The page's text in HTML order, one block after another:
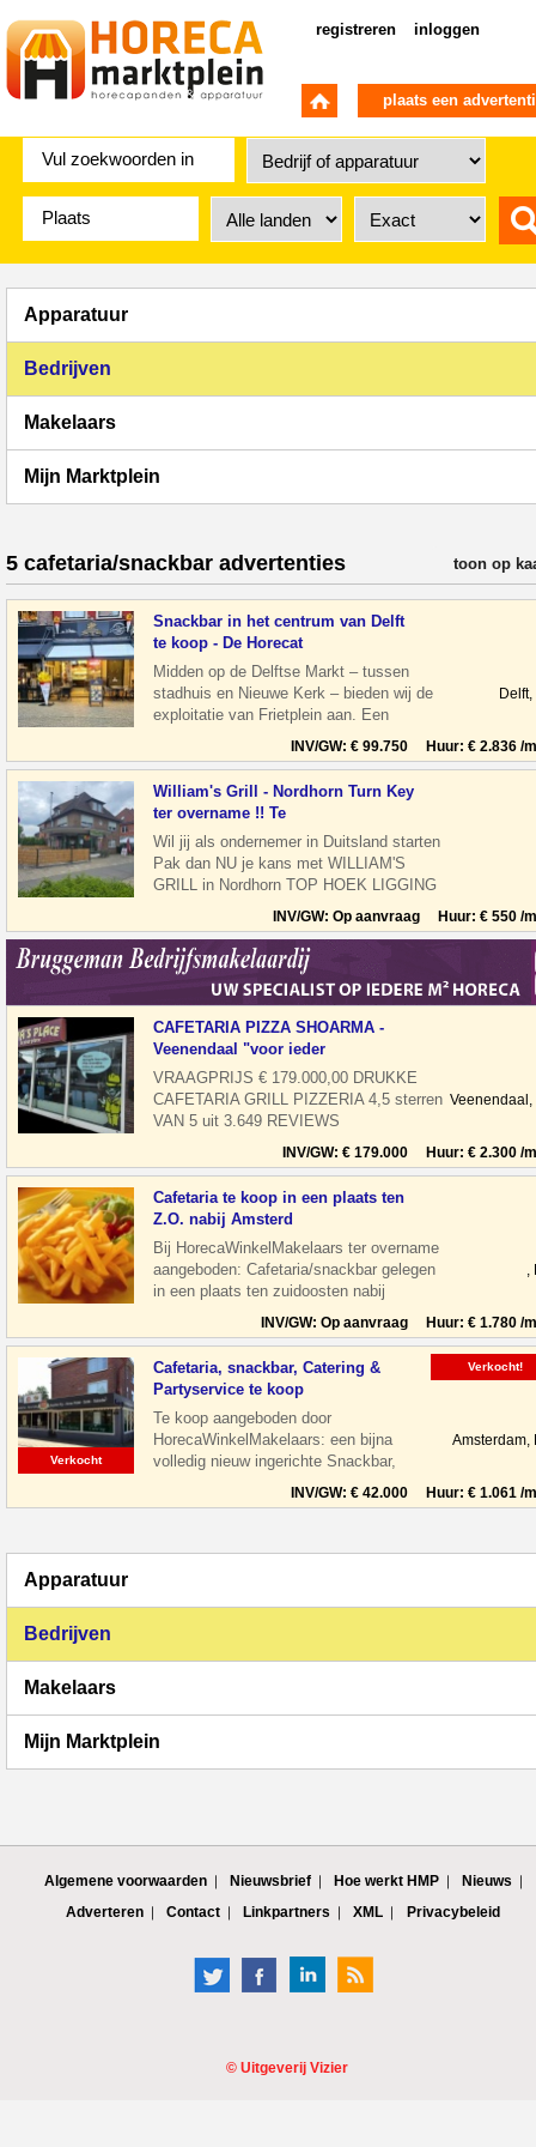
registreren inloggen
plaats een
Apparatuur
Bedrijven
Makelaars
Mijn Marktplein
5 cafetaria/snackbar advertenties verfijn
toon op
Snackbar in het centrum van Delft
te koop - De Horecat
Midden op de Delftse Markt – tussen
stadhuis en Nieuwe Kerk – bieden wij de
exploitatie van Frietplein aan. Een
compacte, efficiënte horecaonderneming
INV/GW: € 99.750 Huur: € 2.836 /
William's Grill - Nordhorn Turn Key
ter overname !! Te
Wil jij als ondernemer in Duitsland starten
Pak dan NU je kans met WILLIAM'S
GRILL in Nordhorn TOP HOEK LIGGING
overname TEGEN ELK AANNEMELIJK
INV/GW: Op aanvraag Huur: € 550 /
CAFETARIA PIZZA SHOARMA -
Veenendaal "voor ieder
VRAAGPRIJS € 179.000,00 DRUKKE
CAFETARIA GRILL PIZZERIA 4,5 sterren
VAN 5 uit 3.649 REVIEWS
THUISBEZORGD.NL Alle beoordelingen
zijn van T
Veenendaal,
INV/GW: € 179.000 Huur: € 2.300 /
Cafetaria te koop in een plaats ten
Z.O. nabij Amsterd
Bij HorecaWinkelMakelaars ter overname
aangeboden: Cafetaria/snackbar gelegen
in een plaats ten zuidoosten nabij
Amsterdam. De zaak is keurig ingerich
,
INV/GW: Op aanvraag Huur: € 1.780 /
Verkocht
Cafetaria, snackbar, Catering &
Partyservice te koop
Te koop aangeboden door
HorecaWinkelMakelaars: een bijna
volledig nieuw ingerichte Snackbar,
Cafetaria en zeer bekend staand
Cateringbedrijf in Amster
Amsterdam,
INV/GW: € 42.000 Huur: € 1.061 /
Verkocht!
Apparatuur
Bedrijven
Makelaars
Mijn Marktplein
Algemene voorwaarden Nieuwsbrief Hoe werkt HMP
Nieuws
Adverteren
Contact Linkpartners XML Privacybeleid
© Uitgeverij Vizier